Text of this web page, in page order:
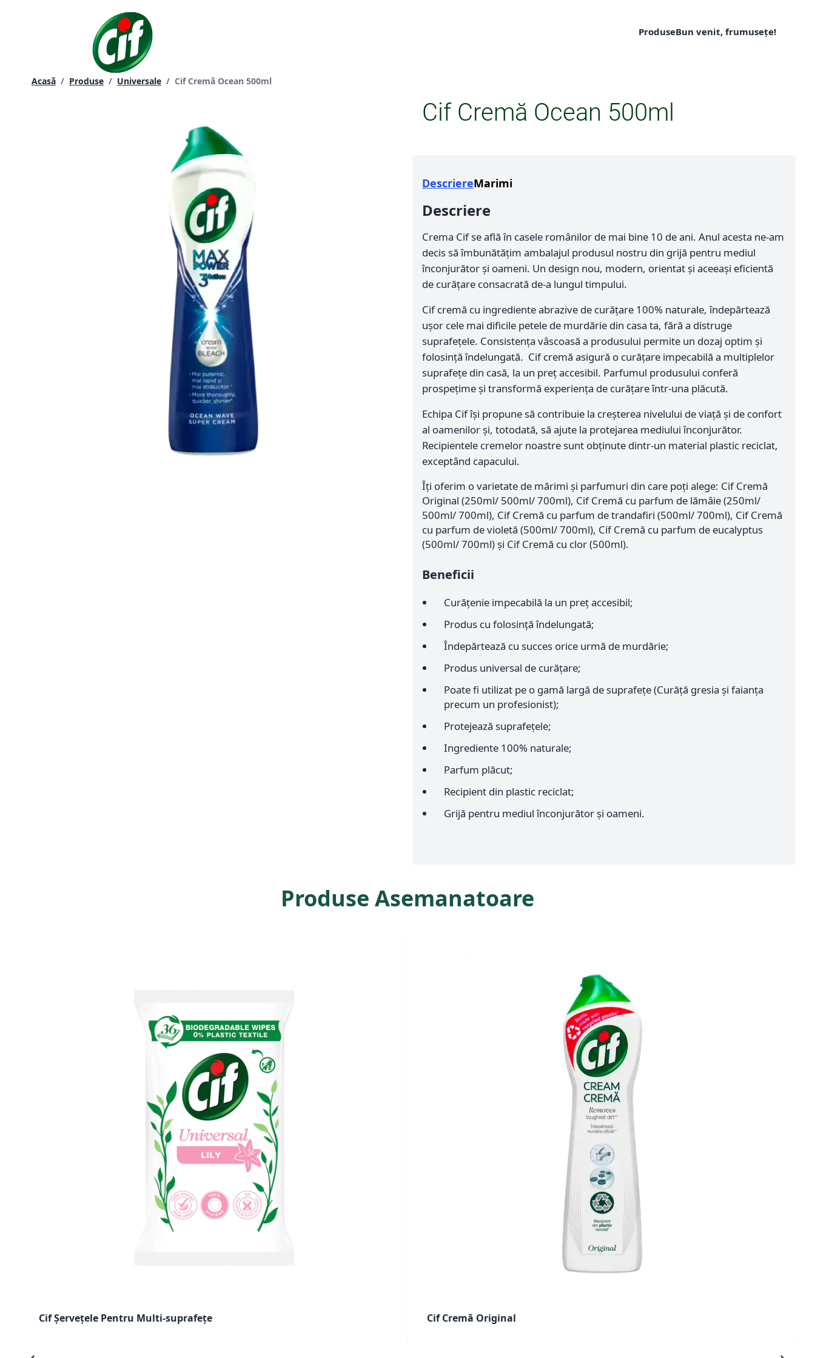
ProduseBun venit, frumusețe!
Acasă / Produse / Universale / Current page:
Cif Cremă Ocean 500ml
Cif Cremă Ocean 500ml
DescriereMarimi
Descriere
Crema Cif se află în casele românilor de mai bine 10 de ani. Anul acesta ne-am
decis să îmbunătățim ambalajul produsul nostru din grijă pentru mediul
înconjurător și oameni. Un design nou, modern, orientat și aceeași eficientă
de curățare consacrată de-a lungul timpului.
Cif cremă cu ingrediente abrazive de curățare 100% naturale, îndepărtează
ușor cele mai dificile petele de murdărie din casa ta, fără a distruge
suprafețele. Consistența vâscoasă a produsului permite un dozaj optim și
folosință îndelungată. Cif cremă asigură o curățare impecabilă a multiplelor
suprafețe din casă, la un preț accesibil. Parfumul produsului conferă
prospețime și transformă experiența de curățare într-una plăcută.
Echipa Cif își propune să contribuie la creșterea nivelului de viață și de confort
al oamenilor și, totodată, să ajute la protejarea mediului înconjurător.
Recipientele cremelor noastre sunt obținute dintr-un material plastic reciclat,
exceptând capacului.
Îți oferim o varietate de mărimi și parfumuri din care poți alege: Cif Cremă
Original (250ml/ 500ml/ 700ml), Cif Cremă cu parfum de lămâie (250ml/
500ml/ 700ml), Cif Cremă cu parfum de trandafiri (500ml/ 700ml), Cif Cremă
cu parfum de violetă (500ml/ 700ml), Cif Cremă cu parfum de eucalyptus
(500ml/ 700ml) și Cif Cremă cu clor (500ml).
Beneficii
Curățenie impecabilă la un preț accesibil;
Produs cu folosință îndelungată;
Îndepărtează cu succes orice urmă de murdărie;
Produs universal de curățare;
Poate fi utilizat pe o gamă largă de suprafețe (Curăță gresia și faianța
precum un profesionist);
Protejează suprafețele;
Ingrediente 100% naturale;
Parfum plăcut;
Recipient din plastic reciclat;
Grijă pentru mediul înconjurător și oameni.
Produse Asemanatoare
Cif Șervețele Pentru Multi-suprafețe Cif Cremă Original